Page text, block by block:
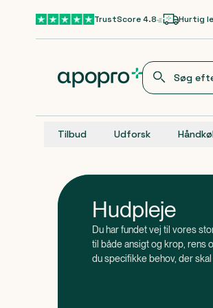
Gå til hovedindholdTrustScore 4.8 Hurtig
Tilbud Udforsk
Hudpleje
Du har fundet vej til vores
til både ansigt og krop, rens
du specifikke behov, der